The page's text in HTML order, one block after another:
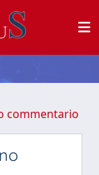
commentario